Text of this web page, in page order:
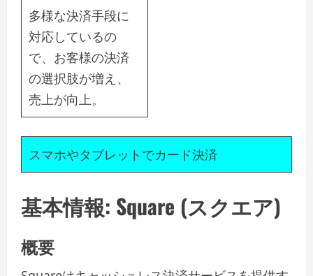
多様な決済手段に
対応しているの
で、お客様の決済
の選択肢が増え、
売上が向上。
スマホやタブレットでカード決済
基本情報: Square (スクエア)
概要